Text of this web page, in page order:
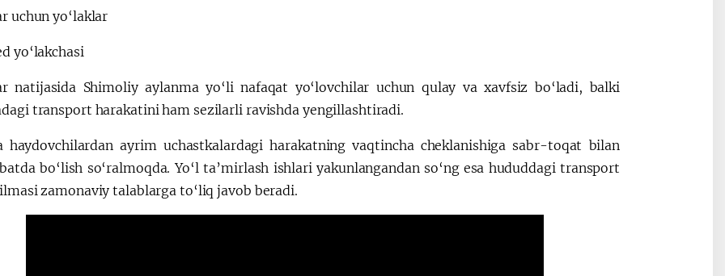
uchun yo‘laklar
yo‘lakchasi
natijasida Shimoliy aylanma yo‘li nafaqat yo‘lovchilar uchun qulay va xavfsiz bo‘ladi, balki
transport harakatini ham sezilarli ravishda yengillashtiradi.
haydovchilardan ayrim uchastkalardagi harakatning vaqtincha cheklanishiga sabr-toqat bilan
bo‘lish so‘ralmoqda. Yo‘l ta’mirlash ishlari yakunlangandan so‘ng esa hududdagi transport
zamonaviy talablarga to‘liq javob beradi.